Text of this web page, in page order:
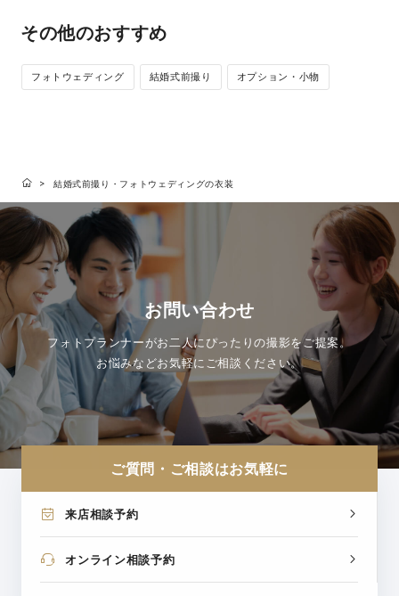
その他のおすすめ
フォトウェディング 結婚式前撮り オプション・小物
結婚式前撮り・フォトウェディングの衣装
お問い合わせ
フォトプランナーがお二人にぴったりの撮影をご提案。
お悩みなどお気軽にご相談ください。
ご質問・ご相談はお気軽に
来店相談予約
オンライン相談予約